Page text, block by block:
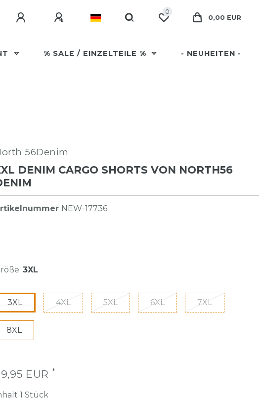
0
0,00 EUR
% SALE / EINZELTEILE % - NEUHEITEN -
56Denim
DENIM CARGO SHORTS VON NORTH56
NEW-17736
3XL
3XL 4XL 5XL 6XL 7XL
8XL
EUR *
1 Stück